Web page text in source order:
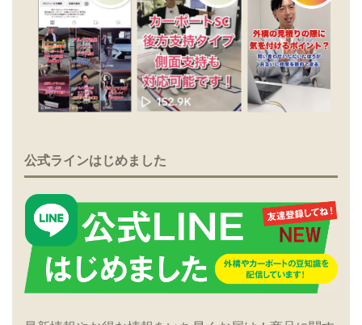
公式ラインはじめました